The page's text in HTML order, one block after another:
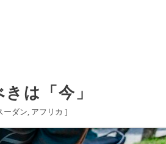
は「今」
ーダン アフリカ ]